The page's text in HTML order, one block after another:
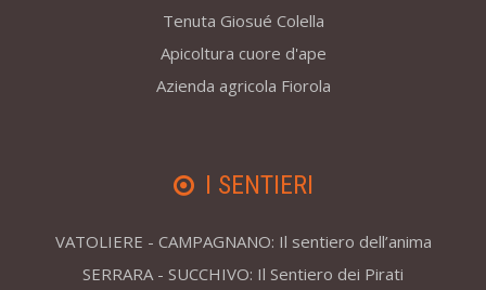
Tenuta Giosué Colella
Apicoltura cuore d'ape
Azienda agricola Fiorola
I SENTIERI
VATOLIERE - CAMPAGNANO: Il sentiero dell’anima
SERRARA - SUCCHIVO: Il Sentiero dei Pirati